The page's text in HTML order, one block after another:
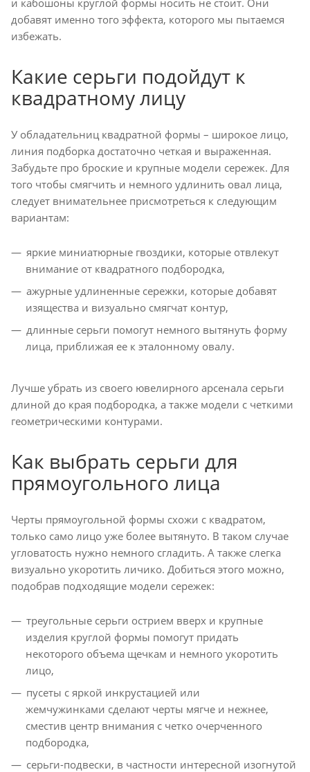
и кабошоны круглой формы носить не стоит. Они
добавят именно того эффекта, которого мы пытаемся
избежать.
Какие серьги подойдут к
квадратному лицу
У обладательниц квадратной формы – широкое лицо,
линия подборка достаточно четкая и выраженная.
Забудьте про броские и крупные модели сережек. Для
того чтобы смягчить и немного удлинить овал лица,
следует внимательнее присмотреться к следующим
вариантам:
яркие миниатюрные гвоздики, которые отвлекут
внимание от квадратного подбородка,
ажурные удлиненные сережки, которые добавят
изящества и визуально смягчат контур,
длинные серьги помогут немного вытянуть форму
лица, приближая ее к эталонному овалу.
Лучше убрать из своего ювелирного арсенала серьги
длиной до края подбородка, а также модели с четкими
геометрическими контурами.
Как выбрать серьги для
прямоугольного лица
Черты прямоугольной формы схожи с квадратом,
только само лицо уже более вытянуто. В таком случае
угловатость нужно немного сгладить. А также слегка
визуально укоротить личико. Добиться этого можно,
подобрав подходящие модели сережек:
треугольные серьги острием вверх и крупные
изделия круглой формы помогут придать
некоторого объема щечкам и немного укоротить
лицо,
пусеты с яркой инкрустацией или
жемчужинками сделают черты мягче и нежнее,
сместив центр внимания с четко очерченного
подбородка,
серьги-подвески, в частности интересной изогнутой